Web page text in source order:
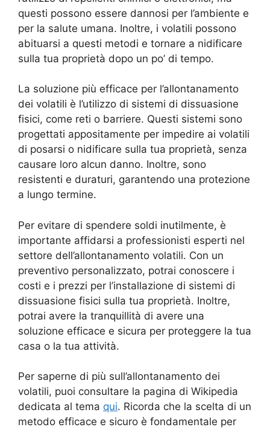
questi possono essere dannosi per l’ambiente e
per la salute umana. Inoltre, i volatili possono
abituarsi a questi metodi e tornare a nidificare
sulla tua proprietà dopo un po’ di tempo.
La soluzione più efficace per l’allontanamento
dei volatili è l’utilizzo di sistemi di dissuasione
fisici, come reti o barriere. Questi sistemi sono
progettati appositamente per impedire ai volatili
di posarsi o nidificare sulla tua proprietà, senza
causare loro alcun danno. Inoltre, sono
resistenti e duraturi, garantendo una protezione
a lungo termine.
Per evitare di spendere soldi inutilmente, è
importante affidarsi a professionisti esperti nel
settore dell’allontanamento volatili. Con un
preventivo personalizzato, potrai conoscere i
costi e i prezzi per l’installazione di sistemi di
dissuasione fisici sulla tua proprietà. Inoltre,
potrai avere la tranquillità di avere una
soluzione efficace e sicura per proteggere la tua
casa o la tua attività.
Per saperne di più sull’allontanamento dei
volatili, puoi consultare la pagina di Wikipedia
dedicata al tema qui. Ricorda che la scelta di un
metodo efficace e sicuro è fondamentale per